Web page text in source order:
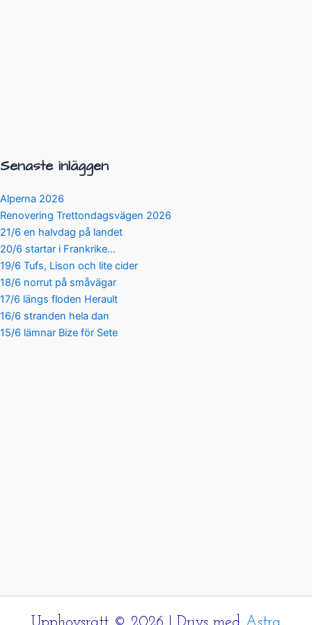
Senaste inläggen
Alperna 2026
Renovering Trettondagsvägen 2026
21/6 en halvdag på landet
20/6 startar i Frankrike…
19/6 Tufs, Lison och lite cider
18/6 norrut på småvägar
17/6 längs floden Herault
16/6 stranden hela dan
15/6 lämnar Bize för Sete